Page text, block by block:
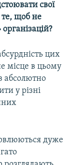
свої
те, щоб не
цих
місце в цьому
абсолютно
у різні
дуже